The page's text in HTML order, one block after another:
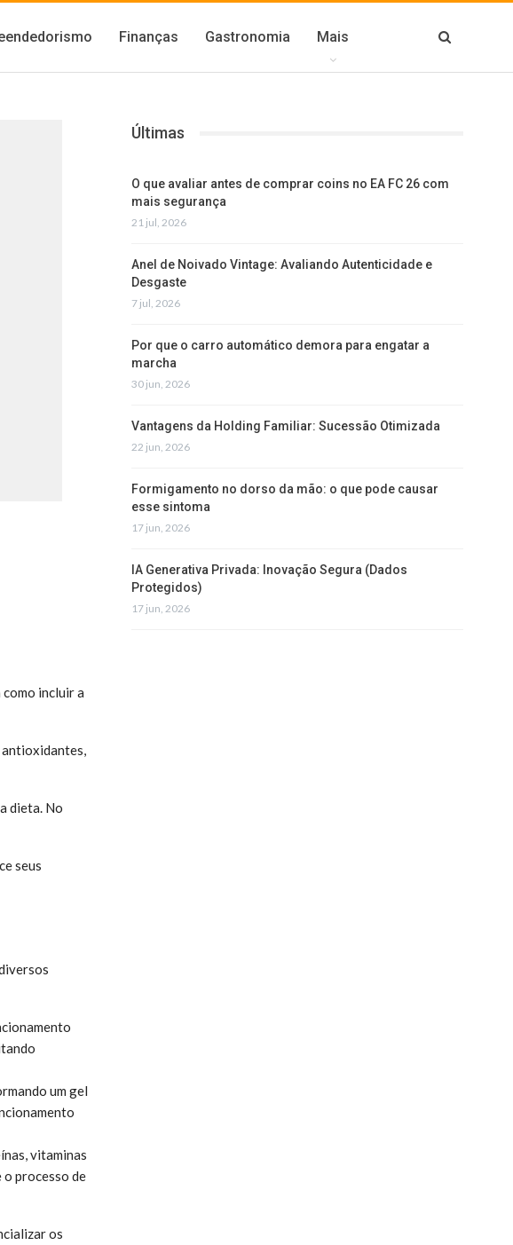
Finanças Gastronomia Mais
como incluir a
antioxidantes,
dieta. No
seus
um gel
vitaminas
processo de
os
Últimas
O que avaliar antes de comprar coins no EA FC 26 com
mais segurança
21 jul, 2026
Anel de Noivado Vintage: Avaliando Autenticidade e
Desgaste
7 jul, 2026
Por que o carro automático demora para engatar a
marcha
30 jun, 2026
Vantagens da Holding Familiar: Sucessão Otimizada
22 jun, 2026
Formigamento no dorso da mão: o que pode causar
esse sintoma
17 jun, 2026
IA Generativa Privada: Inovação Segura (Dados
Protegidos)
17 jun, 2026